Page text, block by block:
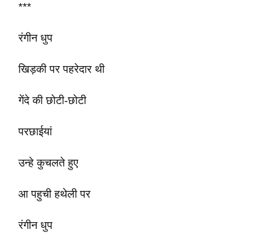
***
रंगीन धुप
खिड़की पर पहरेदार थी
गेंदे की छोटी-छोटी
परछाईयां
उन्हे कुचलते हुए
आ पहुची हथेली पर
रंगीन धुप